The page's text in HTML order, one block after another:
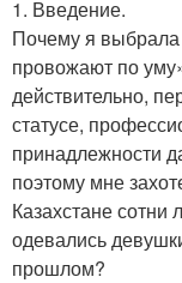
1. Введение.
Почему я выбрала
провожают по
действительно,
статусе,
принадлежности
поэтому мне
Казахстане сотни
одевались
прошлом?